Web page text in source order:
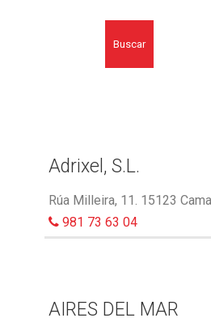
Buscar
Adrixel, S.L.
Rúa Milleira, 11. 15123
981 73 63 04
AIRES DEL MAR